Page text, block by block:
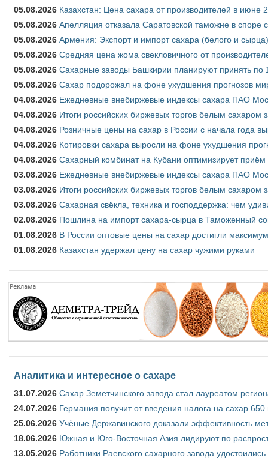
05.08.2026 Казахстан: Цена сахара от производителей в июне
05.08.2026 Апелляция отказала Саратовской таможне в
05.08.2026 Армения: Экспорт и импорт сахара (белого и
05.08.2026 Средняя цена жома свекловичного от
05.08.2026 Сахарные заводы Башкирии планируют принять по
05.08.2026 Сахар подорожал на фоне ухудшения прогнозов
04.08.2026 Ежедневные внебиржевые индексы сахара ПАО
04.08.2026 Итоги российских биржевых торгов белым сахаром
04.08.2026 Розничные цены на сахар в России с начала года
04.08.2026 Котировки сахара выросли на фоне ухудшения
04.08.2026 Сахарный комбинат на Кубани оптимизирует приём
03.08.2026 Ежедневные внебиржевые индексы сахара ПАО
03.08.2026 Итоги российских биржевых торгов белым сахаром
03.08.2026 Сахарная свёкла, техника и господдержка: чем
02.08.2026 Пошлина на импорт сахара-сырца в Таможенный
01.08.2026 В России оптовые цены на сахар достигли
01.08.2026 Казахстан удержал цену на сахар чужими руками
Аналитика и интересное о сахаре
31.07.2026 Сахар Земетчинского завода стал лауреатом
24.07.2026 Германия получит от введения налога на сахар
25.06.2026 Учёные Державинского доказали эффективность
18.06.2026 Южная и Юго-Восточная Азия лидируют по
13.05.2026 Работники Раевского сахарного завода удостоились